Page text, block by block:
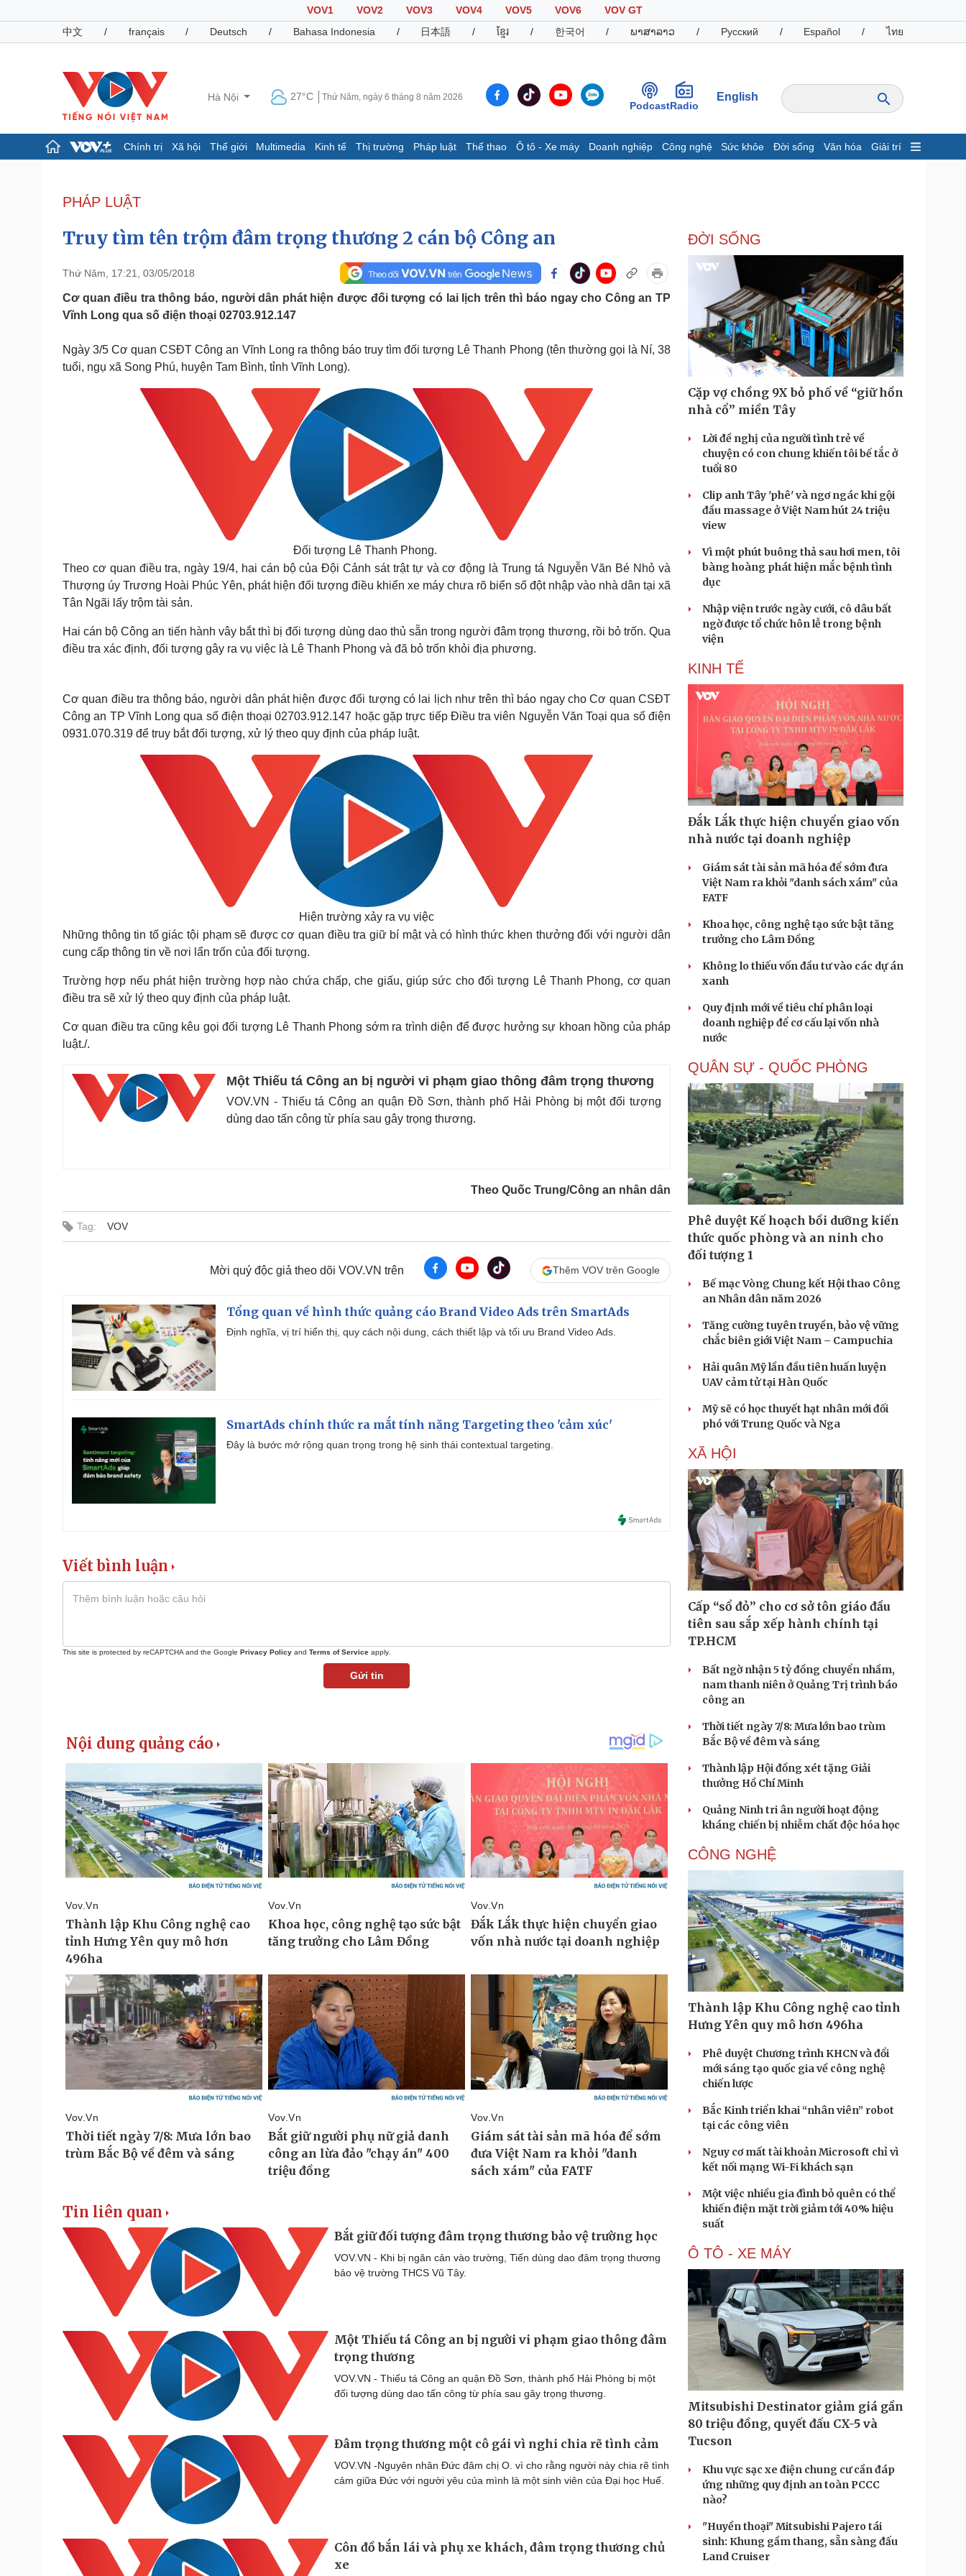
VOV1 VOV2 VOV3 VOV4 VOV5 VOV6
VOV GT
中文
/ français / Deutsch / Bahasa Indonesia / 日本語 / ខ្មែរ / 한국어 / ພາສາລາວ / Русский / Español / ไทย
Hà Nội 27°C Thứ Năm, ngày 6 tháng 8 năm 2026
PodcastRadio
English
Chính trị Xã hội Thế giới Multimedia Kinh tế Thị trường Pháp luật Thể thao Ô tô - Xe máy Doanh nghiệp Công nghệ Sức khỏe Đời sống Văn hóa Giải trí
Đảng
Tổ chức nhân sự
Nhận diện sự thật
Dấu ấn VOV
Infographic
Giá cà phê
Pháp luật
Vụ án
Tư vấn luật
Quân sự - Quốc phòng
Vũ khí
Phân tích
Thể thao
Thế giới thể thao
Ô tô - Xe máy
Tư vấn
Doanh nghiệp
Thông tin doanh nghiệp
Doanh nghiệp 24h
Doanh nhân
Công nghệ
Sành điệu
Tin Công nghệ
Trải nghiệm
Chuyển đổi số
Dinh dưỡng - món ngon
Đời sống
Nhà đẹp
Tình yêu - Gia đình
Sân khấu - Điện ảnh
Văn học
Âm nhạc
Nghệ sĩ
Thời trang
Sao Việt
Podcast
Câu chuyện thời sự
Đọc truyện đêm khuya
Cửa sổ tình yêu
PHÁP LUẬT
Truy tìm tên trộm đâm trọng thương 2 cán bộ Công an
Thứ Năm, 17:21, 03/05/2018
Cơ quan điều tra thông báo, người dân phát hiện được đối tượng có lai lịch trên thì báo ngay cho Công an TP
Vĩnh Long qua số điện thoại 02703.912.147
Ngày 3/5 Cơ quan CSĐT Công an Vĩnh Long ra thông báo truy tìm đối tượng Lê Thanh Phong (tên thường gọi là Ní, 38
tuổi, ngụ xã Song Phú, huyện Tam Bình, tỉnh Vĩnh Long).
Đối tượng Lê Thanh Phong.
Theo cơ quan điều tra, ngày 19/4, hai cán bộ của Đội Cảnh sát trật tự và cơ động là Trung tá Nguyễn Văn Bé Nhỏ và
Thượng úy Trương Hoài Phúc Yên, phát hiện đối tượng điều khiển xe máy chưa rõ biển số đột nhập vào nhà dân tại xã
Tân Ngãi lấy trộm tài sản.
Hai cán bộ Công an tiến hành vây bắt thì bị đối tượng dùng dao thủ sẵn trong người đâm trọng thương, rồi bỏ trốn. Qua
điều tra xác định, đối tượng gây ra vụ việc là Lê Thanh Phong và đã bỏ trốn khỏi địa phương.
Cơ quan điều tra thông báo, người dân phát hiện được đối tượng có lai lịch như trên thì báo ngay cho Cơ quan CSĐT
Công an TP Vĩnh Long qua số điện thoại 02703.912.147 hoặc gặp trực tiếp Điều tra viên Nguyễn Văn Toại qua số điện
0931.070.319 để truy bắt đối tượng, xử lý theo quy định của pháp luật.
Hiện trường xảy ra vụ việc
Những thông tin tố giác tội phạm sẽ được cơ quan điều tra giữ bí mật và có hình thức khen thưởng đối với người dân
cung cấp thông tin về nơi lẩn trốn của đối tượng.
Trường hợp nếu phát hiện trường hợp nào chứa chấp, che giấu, giúp sức cho đối tượng Lê Thanh Phong, cơ quan
điều tra sẽ xử lý theo quy định của pháp luật.
Cơ quan điều tra cũng kêu gọi đối tượng Lê Thanh Phong sớm ra trình diện để được hưởng sự khoan hồng của pháp
luật./.
Một Thiếu tá Công an bị người vi phạm giao thông đâm trọng thương
VOV.VN - Thiếu tá Công an quận Đồ Sơn, thành phố Hải Phòng bị một đối tượng
dùng dao tấn công từ phía sau gây trọng thương.
Theo Quốc Trung/Công an nhân dân
Tag: VOV
Mời quý độc giả theo dõi VOV.VN trên Thêm VOV trên Google
Tổng quan về hình thức quảng cáo Brand Video Ads trên SmartAds
Định nghĩa, vị trí hiển thị, quy cách nội dung, cách thiết lập và tối ưu Brand Video Ads.
SmartAds chính thức ra mắt tính năng Targeting theo 'cảm xúc'
Đây là bước mở rộng quan trọng trong hệ sinh thái contextual targeting.
Viết bình luận
This site is protected by reCAPTCHA and the Google Privacy Policy and Terms of Service apply.
Gửi tin
Tin liên quan
Bắt giữ đối tượng đâm trọng thương bảo vệ trường học
VOV.VN - Khi bị ngăn cản vào trường, Tiến dùng dao đâm trọng thương
bảo vệ trường THCS Vũ Tây.
Một Thiếu tá Công an bị người vi phạm giao thông đâm
trọng thương
VOV.VN - Thiếu tá Công an quận Đồ Sơn, thành phố Hải Phòng bị một
đối tượng dùng dao tấn công từ phía sau gây trọng thương.
Đâm trọng thương một cô gái vì nghi chia rẽ tình cảm ​
VOV.VN -Nguyên nhân Đức đâm chị O. vì cho rằng người này chia rẽ tình
cảm giữa Đức với người yêu của mình là một sinh viên của Đại học Huế.
Côn đồ bắn lái và phụ xe khách, đâm trọng thương chủ
xe
ĐỜI SỐNG
Cặp vợ chồng 9X bỏ phố về “giữ hồn
nhà cổ” miền Tây
Lời đề nghị của người tình trẻ về
chuyện có con chung khiến tôi bế tắc ở
tuổi 80
Clip anh Tây 'phê' và ngơ ngác khi gội
đầu massage ở Việt Nam hút 24 triệu
view
Vì một phút buông thả sau hơi men, tôi
bàng hoàng phát hiện mắc bệnh tình
dục
Nhập viện trước ngày cưới, cô dâu bất
ngờ được tổ chức hôn lễ trong bệnh
viện
KINH TẾ
Đắk Lắk thực hiện chuyển giao vốn
nhà nước tại doanh nghiệp
Giám sát tài sản mã hóa để sớm đưa
Việt Nam ra khỏi "danh sách xám" của
FATF
Khoa học, công nghệ tạo sức bật tăng
trưởng cho Lâm Đồng
Không lo thiếu vốn đầu tư vào các dự án
xanh
Quy định mới về tiêu chí phân loại
doanh nghiệp để cơ cấu lại vốn nhà
nước
QUÂN SỰ - QUỐC PHÒNG
Phê duyệt Kế hoạch bồi dưỡng kiến
thức quốc phòng và an ninh cho
đối tượng 1
Bế mạc Vòng Chung kết Hội thao Công
an Nhân dân năm 2026
Tăng cường tuyên truyền, bảo vệ vững
chắc biên giới Việt Nam – Campuchia
Hải quân Mỹ lần đầu tiên huấn luyện
UAV cảm tử tại Hàn Quốc
Mỹ sẽ có học thuyết hạt nhân mới đối
phó với Trung Quốc và Nga
XÃ HỘI
Cấp “sổ đỏ” cho cơ sở tôn giáo đầu
tiên sau sắp xếp hành chính tại
TP.HCM
Bất ngờ nhận 5 tỷ đồng chuyển nhầm,
nam thanh niên ở Quảng Trị trình báo
công an
Thời tiết ngày 7/8: Mưa lớn bao trùm
Bắc Bộ về đêm và sáng
Thành lập Hội đồng xét tặng Giải
thưởng Hồ Chí Minh
Quảng Ninh tri ân người hoạt động
kháng chiến bị nhiễm chất độc hóa học
CÔNG NGHỆ
Thành lập Khu Công nghệ cao tỉnh
Hưng Yên quy mô hơn 496ha
Phê duyệt Chương trình KHCN và đổi
mới sáng tạo quốc gia về công nghệ
chiến lược
Bắc Kinh triển khai “nhân viên” robot
tại các công viên
Nguy cơ mất tài khoản Microsoft chỉ vì
kết nối mạng Wi-Fi khách sạn
Một việc nhiều gia đình bỏ quên có thể
khiến điện mặt trời giảm tới 40% hiệu
suất
Ô TÔ - XE MÁY
Mitsubishi Destinator giảm giá gần
80 triệu đồng, quyết đấu CX-5 và
Tucson
Khu vực sạc xe điện chung cư cần đáp
ứng những quy định an toàn PCCC
nào?
"Huyền thoại" Mitsubishi Pajero tái
sinh: Khung gầm thang, sẵn sàng đấu
Land Cruiser